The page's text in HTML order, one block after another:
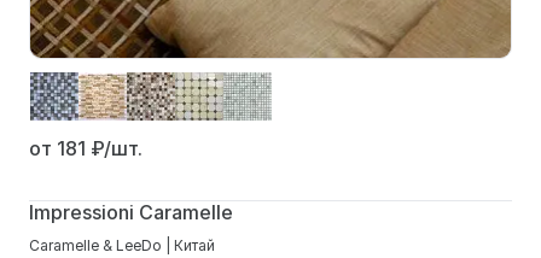
от 181 ₽/шт.
Impressioni Caramelle
Caramelle & LeeDo | Китай